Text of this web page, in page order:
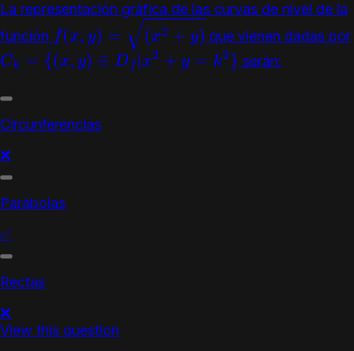
La representación gráfica de las curvas de nivel de la
función
f(x y)=(x 2+y )
que vienen dadas por
Ck={(x,y )∈Df|x2+ y= k2 } serán:
Circunferencias
❌
Parábolas
✅
Rectas
❌
View this question